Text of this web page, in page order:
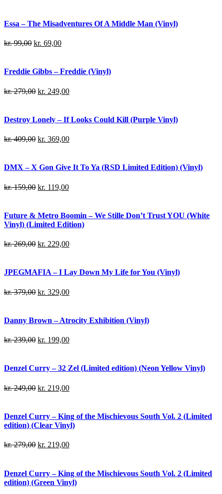
Essa – The Misadventures Of A Middle Man (Vinyl)
kr.99,00 kr. 69,00
Freddie Gibbs – Freddie (Vinyl)
kr.279,00 kr. 249,00
Destroy Lonely – If Looks Could Kill (Purple Vinyl)
kr.409,00 kr. 369,00
DMX – X Gon Give It To Ya (RSD Limited Edition) (Vinyl)
kr.159,00 kr. 119,00
Future & Metro Boomin – We Stille Don’t Trust YOU (White
Vinyl) (Limited Edition)
kr.269,00 kr. 229,00
JPEGMAFIA – I Lay Down My Life for You (Vinyl)
kr.379,00 kr. 329,00
Danny Brown – Atrocity Exhibition (Vinyl)
kr.239,00 kr. 199,00
Denzel Curry – 32 Zel (Limited edition) (Neon Yellow Vinyl)
kr.249,00 kr. 219,00
Denzel Curry – King of the Mischievous South Vol. 2 (Limited
edition) (Clear Vinyl)
kr.279,00 kr. 219,00
Denzel Curry – King of the Mischievous South Vol. 2 (Limited
edition) (Green Vinyl)